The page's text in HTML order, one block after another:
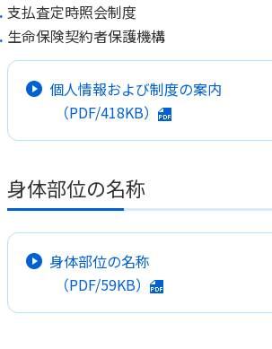
支払査定時照会制度
生命保険契約者保護機構
個人情報および制度の案内
（PDF/418KB）
身体部位の名称
身体部位の名称
（PDF/59KB）